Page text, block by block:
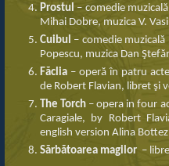
Prostul – comedie
Mihai Dobre, muzica V.
Cuibul – comedie
Popescu, muzica Dan
Făclia – operă în patru
de Robert Flavian, libret şi
The Torch – opera in four
Caragiale, by Robert
english version Alina Bottez
Sărbătoarea magilor –